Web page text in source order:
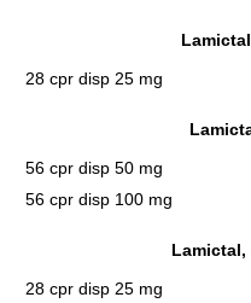
28 cpr disp 25 mg
56 cpr disp 50 mg
56 cpr disp 100 mg
Lamictal,
28 cpr disp 25 mg